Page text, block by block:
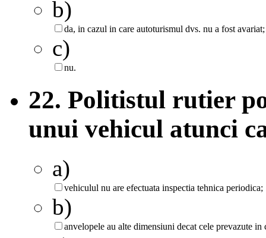
b)
da, in cazul in care autoturismul dvs. nu a fost avariat;
c)
nu.
22. Politistul rutier
unui vehicul atunci
a)
vehiculul nu are efectuata inspectia tehnica periodica;
b)
anvelopele au alte dimensiuni decat cele prevazute